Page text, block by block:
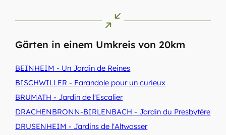
Gärten in einem Umkreis von 20km
BEINHEIM - Un Jardin de Reines
BISCHWILLER - Farandole pour un curieux
BRUMATH - Jardin de l'Escalier
DRACHENBRONN-BIRLENBACH - Jardin du Presbytère
DRUSENHEIM - Jardins de l'Altwasser